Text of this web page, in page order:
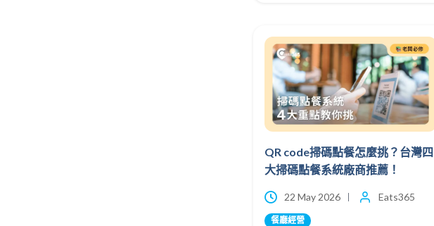
QR code掃碼點餐怎麼挑？台灣四
大掃碼點餐系統廠商推薦！
22 May 2026 Eats365
餐廳經營